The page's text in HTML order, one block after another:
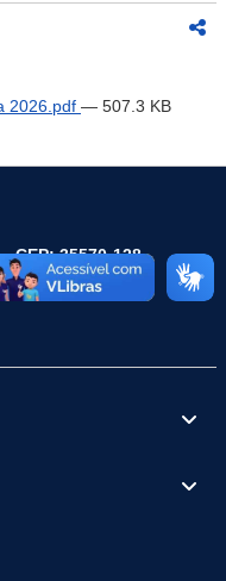
2026.pdf — 507.3 KB
CEP: 35570-128